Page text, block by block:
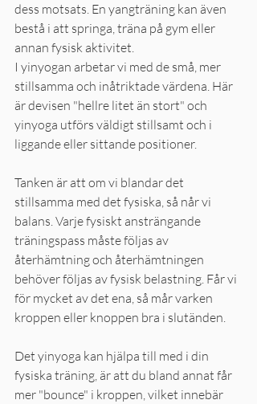
dess motsats. En yangträning kan även
bestå i att springa, träna på gym eller
annan fysisk aktivitet.
I yinyogan arbetar vi med de små, mer
stillsamma och inåtriktade värdena. Här
är devisen "hellre litet än stort" och
yinyoga utförs väldigt stillsamt och i
liggande eller sittande positioner.
Tanken är att om vi blandar det
stillsamma med det fysiska, så når vi
balans. Varje fysiskt ansträngande
träningspass måste följas av
återhämtning och återhämtningen
behöver följas av fysisk belastning. Får vi
för mycket av det ena, så mår varken
kroppen eller knoppen bra i slutänden.
Det yinyoga kan hjälpa till med i din
fysiska träning, är att du bland annat får
mer "bounce" i kroppen, vilket innebär